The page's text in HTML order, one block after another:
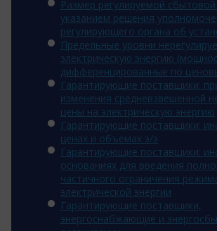
Размер регулируемой
указанием решения
регулирующего органа об
Предельные уровни
электрическую энергию
дифференцированные по
Гарантирующие поставщики:
изменения средневзвешенной
цены на электрическую энергию
Гарантирующие поставщики:
ценах и объемах э/э
Гарантирующие поставщики:
основаниях для введения
частичного ограничения
электрической энергии
Гарантирующие поставщики,
энергоснабжающие и